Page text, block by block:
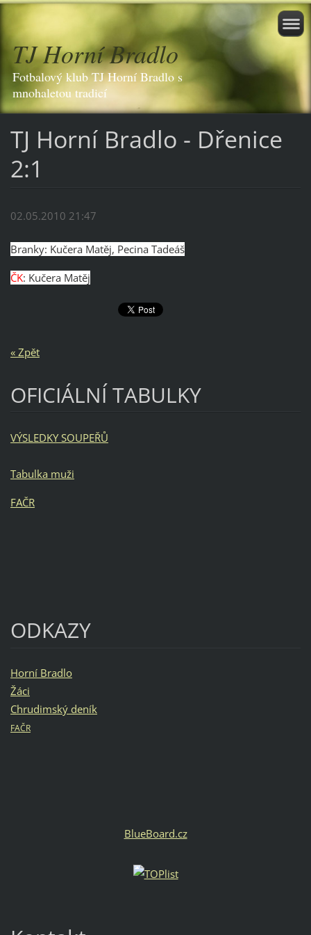
TJ Horní Bradlo
Fotbalový klub TJ Horní Bradlo s
mnohaletou tradicí
TJ Horní Bradlo - Dřenice
2:1
02.05.2010 21:47
Branky: Kučera Matěj, Pecina Tadeáš
ČK: Kučera Matěj
« Zpět
OFICIÁLNÍ TABULKY
VÝSLEDKY SOUPEŘŮ
Tabulka muži
FAČR
ODKAZY
Horní Bradlo
Žáci
Chrudimský deník
FAČR
BlueBoard.cz